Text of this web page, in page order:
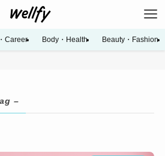
Career Body・Health Beauty・Fashion
–